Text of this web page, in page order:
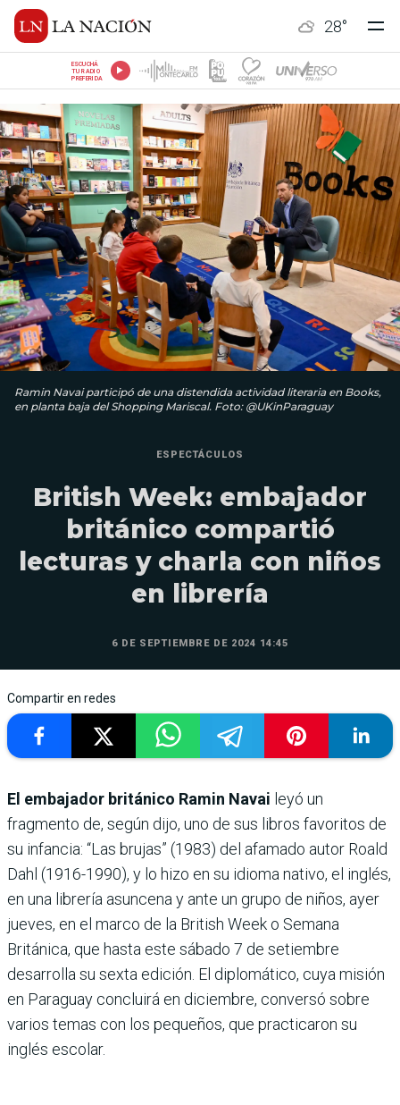
28°
ESCUCHÁ
TU RADIO
PREFERIDA
Ramin Navai participó de una distendida actividad literaria en Books,
en planta baja del Shopping Mariscal. Foto: @UKinParaguay
ESPECTÁCULOS
British Week: embajador
británico compartió
lecturas y charla con niños
en librería
6 DE SEPTIEMBRE DE 2024 14:45
Compartir en redes
El embajador británico Ramin Navai leyó un
fragmento de, según dijo, uno de sus libros favoritos de
su infancia: “Las brujas” (1983) del afamado autor Roald
Dahl (1916-1990), y lo hizo en su idioma nativo, el inglés,
en una librería asuncena y ante un grupo de niños, ayer
jueves, en el marco de la British Week o Semana
Británica, que hasta este sábado 7 de setiembre
desarrolla su sexta edición. El diplomático, cuya misión
en Paraguay concluirá en diciembre, conversó sobre
varios temas con los pequeños, que practicaron su
inglés escolar.